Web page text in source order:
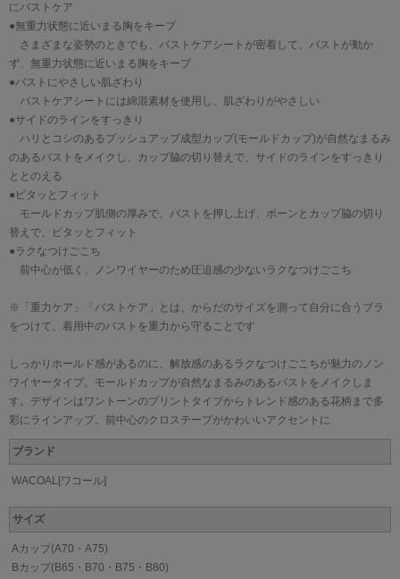
にバストケア
●無重力状態に近いまる胸をキープ
さまざまな姿勢のときでも、バストケアシートが密着して、バストが動か
ず、無重力状態に近いまる胸をキープ
●バストにやさしい肌ざわり
バストケアシートには綿混素材を使用し、肌ざわりがやさしい
●サイドのラインをすっきり
ハリとコシのあるプッシュアップ成型カップ(モールドカップ)が自然なまるみ
のあるバストをメイクし、カップ脇の切り替えで、サイドのラインをすっきり
ととのえる
●ピタッとフィット
モールドカップ肌側の厚みで、バストを押し上げ、ボーンとカップ脇の切り
替えで、ピタッとフィット
●ラクなつけごこち
前中心が低く、ノンワイヤーのため圧迫感の少ないラクなつけごこち
※「重力ケア」「バストケア」とは、からだのサイズを測って自分に合うブラ
をつけて、着用中のバストを重力から守ることです
しっかりホールド感があるのに、解放感のあるラクなつけごこちが魅力のノン
ワイヤータイプ。モールドカップが自然なまるみのあるバストをメイクしま
す。デザインはワントーンのプリントタイプからトレンド感のある花柄まで多
彩にラインアップ。前中心のクロステープがかわいいアクセントに
ブランド
WACOAL[ワコール]
サイズ
Aカップ(A70・A75)
Bカップ(B65・B70・B75・B80)